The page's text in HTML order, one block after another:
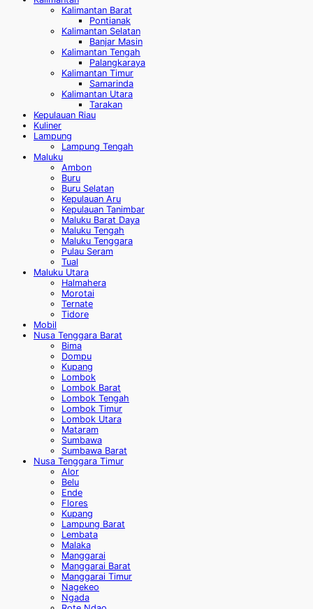
Kalimantan Barat
Pontianak
Kalimantan Selatan
Banjar Masin
Kalimantan Tengah
Palangkaraya
Kalimantan Timur
Samarinda
Kalimantan Utara
Tarakan
Kepulauan Riau
Kuliner
Lampung
Lampung Tengah
Maluku
Ambon
Buru
Buru Selatan
Kepulauan Aru
Kepulauan Tanimbar
Maluku Barat Daya
Maluku Tengah
Maluku Tenggara
Pulau Seram
Tual
Maluku Utara
Halmahera
Morotai
Ternate
Tidore
Mobil
Nusa Tenggara Barat
Bima
Dompu
Kupang
Lombok
Lombok Barat
Lombok Tengah
Lombok Timur
Lombok Utara
Mataram
Sumbawa
Sumbawa Barat
Nusa Tenggara Timur
Alor
Belu
Ende
Flores
Kupang
Lampung Barat
Lembata
Malaka
Manggarai
Manggarai Barat
Manggarai Timur
Nagekeo
Ngada